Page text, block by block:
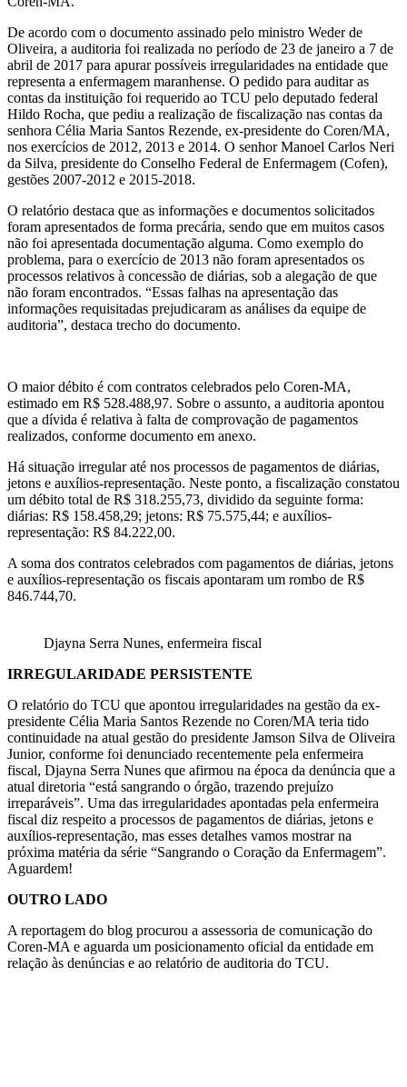
De acordo com o documento assinado pelo ministro Weder de
Oliveira, a auditoria foi realizada no período de 23 de janeiro a 7 de
abril de 2017 para apurar possíveis irregularidades na entidade que
representa a enfermagem maranhense. O pedido para auditar as
contas da instituição foi requerido ao TCU pelo deputado federal
Hildo Rocha, que pediu a realização de fiscalização nas contas da
senhora Célia Maria Santos Rezende, ex-presidente do Coren/MA,
nos exercícios de 2012, 2013 e 2014. O senhor Manoel Carlos Neri
da Silva, presidente do Conselho Federal de Enfermagem (Cofen),
gestões 2007-2012 e 2015-2018.
O relatório destaca que as informações e documentos solicitados
foram apresentados de forma precária, sendo que em muitos casos
não foi apresentada documentação alguma. Como exemplo do
problema, para o exercício de 2013 não foram apresentados os
processos relativos à concessão de diárias, sob a alegação de que
não foram encontrados. “Essas falhas na apresentação das
informações requisitadas prejudicaram as análises da equipe de
auditoria”, destaca trecho do documento.
O maior débito é com contratos celebrados pelo Coren-MA,
estimado em R$ 528.488,97. Sobre o assunto, a auditoria apontou
que a dívida é relativa à falta de comprovação de pagamentos
realizados, conforme documento em anexo.
Há situação irregular até nos processos de pagamentos de diárias,
jetons e auxílios-representação. Neste ponto, a fiscalização constatou
um débito total de R$ 318.255,73, dividido da seguinte forma:
diárias: R$ 158.458,29; jetons: R$ 75.575,44; e auxílios-
representação: R$ 84.222,00.
A soma dos contratos celebrados com pagamentos de diárias, jetons
e auxílios-representação os fiscais apontaram um rombo de R$
846.744,70.
Djayna Serra Nunes, enfermeira fiscal
IRREGULARIDADE PERSISTENTE
O relatório do TCU que apontou irregularidades na gestão da ex-
presidente Célia Maria Santos Rezende no Coren/MA teria tido
continuidade na atual gestão do presidente Jamson Silva de Oliveira
Junior, conforme foi denunciado recentemente pela enfermeira
fiscal, Djayna Serra Nunes que afirmou na época da denúncia que a
atual diretoria “está sangrando o órgão, trazendo prejuízo
irreparáveis”. Uma das irregularidades apontadas pela enfermeira
fiscal diz respeito a processos de pagamentos de diárias, jetons e
auxílios-representação, mas esses detalhes vamos mostrar na
próxima matéria da série “Sangrando o Coração da Enfermagem”.
Aguardem!
OUTRO LADO
A reportagem do blog procurou a assessoria de comunicação do
Coren-MA e aguarda um posicionamento oficial da entidade em
relação às denúncias e ao relatório de auditoria do TCU.